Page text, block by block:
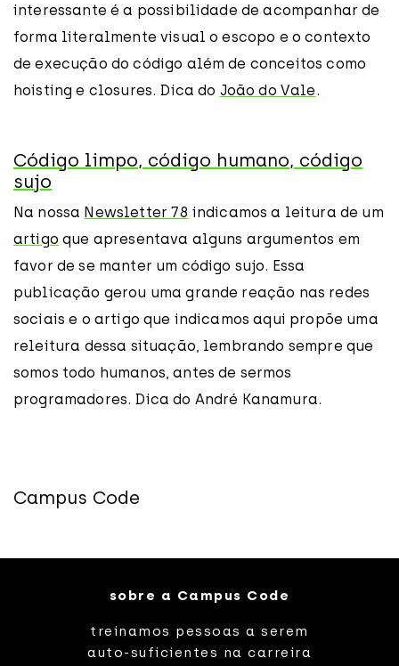
interessante é a possibilidade de acompanhar de
forma literalmente visual o escopo e o contexto
de execução do código além de conceitos como
hoisting e closures. Dica do João do Vale.
Código limpo, código humano, código
sujo
Na nossa Newsletter 78 indicamos a leitura de um
artigo que apresentava alguns argumentos em
favor de se manter um código sujo. Essa
publicação gerou uma grande reação nas redes
sociais e o artigo que indicamos aqui propõe uma
releitura dessa situação, lembrando sempre que
somos todo humanos, antes de sermos
programadores. Dica do André Kanamura.
Campus Code
sobre a Campus Code
treinamos pessoas a serem
auto-suficientes na carreira